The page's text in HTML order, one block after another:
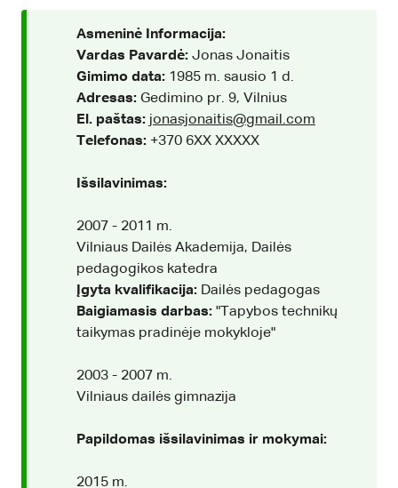
Asmeninė Informacija:
Vardas Pavardė: Jonas Jonaitis
Gimimo data: 1985 m. sausio 1 d.
Adresas: Gedimino pr. 9, Vilnius
El. paštas: jonasjonaitis@gmail.com
Telefonas: +370 6XX XXXXX
Išsilavinimas:
2007 - 2011 m.
Vilniaus Dailės Akademija, Dailės
pedagogikos katedra
Įgyta kvalifikacija: Dailės pedagogas
Baigiamasis darbas: "Tapybos technikų
taikymas pradinėje mokykloje"
2003 - 2007 m.
Vilniaus dailės gimnazija
Papildomas išsilavinimas ir mokymai:
2015 m.